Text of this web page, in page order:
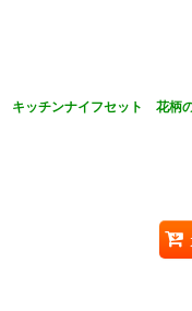
ッチンナイフセット 花柄